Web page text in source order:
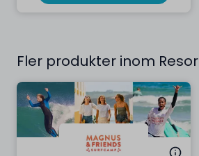
Fler produkter inom Resor